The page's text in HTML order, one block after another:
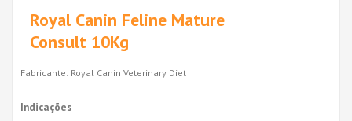
Royal Canin Feline Mature
Consult 10Kg
Fabricante: Royal Canin Veterinary Diet
Indicações